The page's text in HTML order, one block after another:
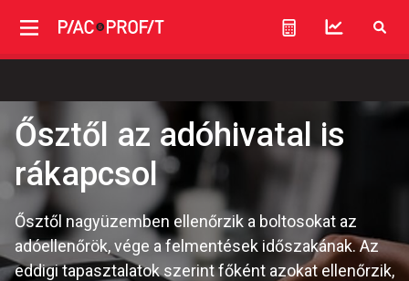
Ősztől az adóhivatal is
rákapcsol
Ősztől nagyüzemben ellenőrzik a boltosokat az
adóellenőrök, vége a felmentések időszakának. Az
eddigi tapasztalatok szerint főként azokat ellenőrzik,